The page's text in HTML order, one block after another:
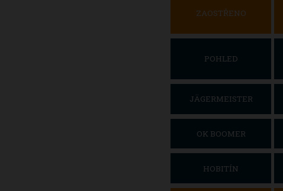
ZAOSTŘENO
POHLED
JÄGERMEISTER
OK BOOMER
HOBITÍN